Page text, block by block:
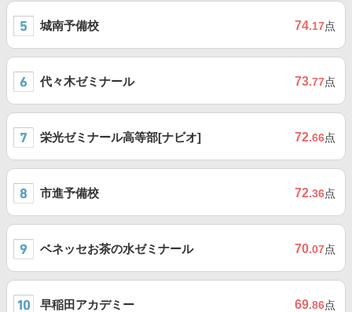
城南予備校 74.17点
代々木ゼミナール 73.77点
栄光ゼミナール高等部[ナビオ] 72.66点
市進予備校 72.36点
ベネッセお茶の水ゼミナール 70.07点
早稲田アカデミー 69.86点